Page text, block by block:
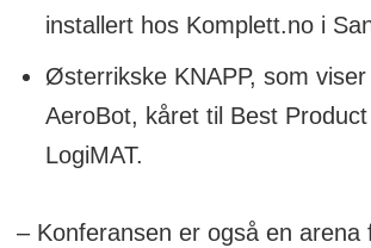
installert hos Komplett.no i
Østerrikske KNAPP, som
AeroBot, kåret til Best
LogiMAT.
– Konferansen er også en arena